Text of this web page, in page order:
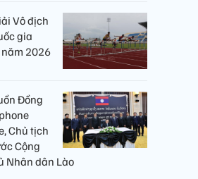
Vô địch
gia
năm 2026
Đồng
Chủ tịch
Cộng
Nhân dân Lào